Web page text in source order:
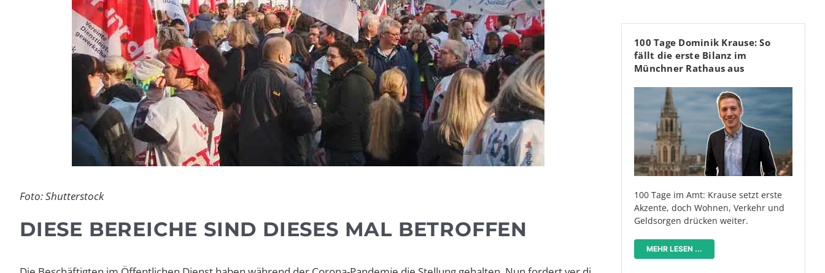
Foto: Shutterstock
DIESE BEREICHE SIND DIESES MAL BETROFFEN
100 Tage Dominik Krause: So
fällt die erste Bilanz im
Münchner Rathaus aus
100 Tage im Amt: Krause setzt erste
Akzente, doch Wohnen, Verkehr und
Geldsorgen drücken weiter.
MEHR LESEN ...